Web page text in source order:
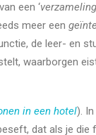
een ‘verzameling
meer een
de leer- en
waarborgen
in een hotel).
dat als je